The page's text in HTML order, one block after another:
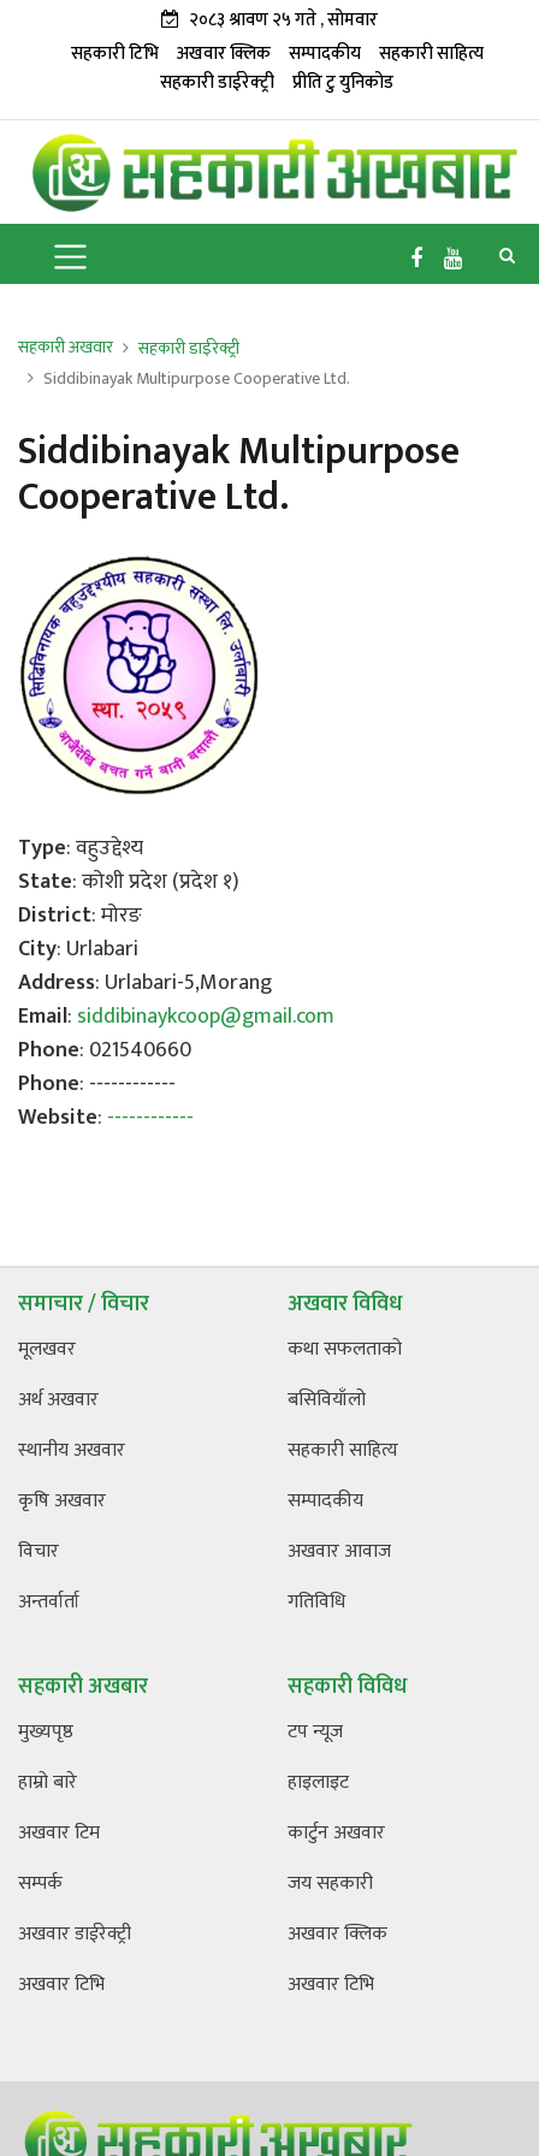
२०८३ श्रावण २५ गते , सोमवार
सहकारी टिभि
अखवार क्लिक सम्पादकीय
सहकारी साहित्य
सहकारी डाईरेक्ट्री प्रीति टु युनिकोड
सहकारी अखवार
सहकारी डाईरेक्ट्री
Siddibinayak Multipurpose Cooperative Ltd.
Siddibinayak Multipurpose
Cooperative Ltd.
Type: वहुउद्देश्य
State: कोशी प्रदेश (प्रदेश १)
District: मोरङ
City: Urlabari
Address: Urlabari-5,Morang
Email: siddibinaykcoop@gmail.com
Phone: 021540660
Phone: ------------
Website: ------------
समाचार / विचार
मूलखवर
अर्थ अखवार
स्थानीय अखवार
कृषि अखवार
विचार
अन्तर्वार्ता
अखवार विविध
कथा सफलताको
बसिवियाँलो
सहकारी साहित्य
सम्पादकीय
अखवार आवाज
गतिविधि
सहकारी अखबार
मुख्यपृष्ठ
हाम्रो बारे
अखवार टिम
सम्पर्क
अखवार डाईरेक्ट्री
अखवार टिभि
सहकारी विविध
टप न्यूज
हाइलाइट
कार्टुन अखवार
जय सहकारी
अखवार क्लिक
अखवार टिभि